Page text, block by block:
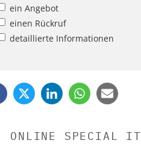
ein Angebot
einen Rückruf
detaillierte Informationen
ONLINE SPECIAL IT